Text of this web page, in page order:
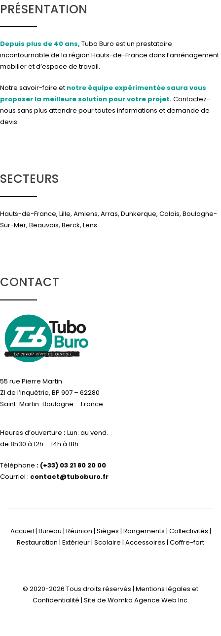
PRÉSENTATION
Depuis plus de 40 ans, Tubo Buro est un prestataire
incontournable de la région Hauts-de-France dans l’aménagement
mobilier et d’espace de travail.
Notre savoir-faire et notre équipe expérimentée saura vous
proposer la meilleure solution pour votre projet.Contactez-
nous sans plus attendre pour toutes informations et demande de
devis.
SECTEURS
Hauts-de-France, Lille, Amiens, Arras, Dunkerque, Calais, Boulogne-
Sur-Mer, Beauvais, Berck, Lens.
CONTACT
55 rue Pierre Martin
ZI de l’inquétrie, BP 907 – 62280
Saint-Martin-Boulogne – France
Heures d’ouverture :Lun. au vend.
de 8h30 à 12h – 14h à 18h
Téléphone : (+33) 03 21 80 20 00
Courriel : contact@tuboburo.fr
Accueil | Bureau | Réunion | Sièges | Rangements | Collectivités |
Restauration | Extérieur | Scolaire | Accessoires | Coffre-fort
© 2020-2026 Tous droits réservés | Mentions légales et
Confidentialité | Site de Womko Agence Web Inc.